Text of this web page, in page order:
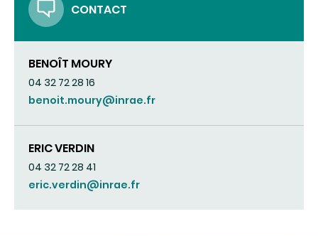
CONTACT
BENOÎT MOURY
04 32 72 28 16
benoit.moury@inrae.fr
ERIC VERDIN
04 32 72 28 41
eric.verdin@inrae.fr